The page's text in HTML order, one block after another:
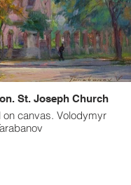
St. Joseph Church
on canvas. Volodymyr